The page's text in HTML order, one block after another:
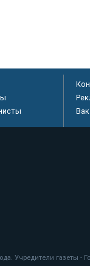
Учредители газеты